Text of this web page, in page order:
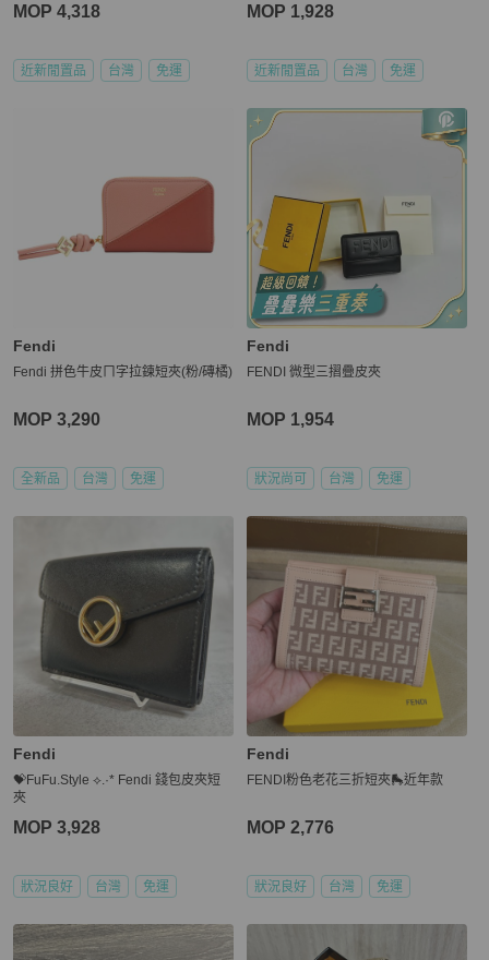
MOP 4,318
近新閒置品 台灣 免運
MOP 1,928
近新閒置品 台灣 免運
Fendi
Fendi 拼色牛皮ㄇ字拉鍊短夾(粉/磚橘)
MOP 3,290
全新品 台灣 免運
Fendi
FENDI 微型三摺疊皮夾
MOP 1,954
狀況尚可 台灣 免運
Fendi
💝FuFu.Style ⟡.·* Fendi 錢包皮夾短
夾
MOP 3,928
狀況良好 台灣 免運
Fendi
FENDI粉色老花三折短夾🛼近年款
MOP 2,776
狀況良好 台灣 免運